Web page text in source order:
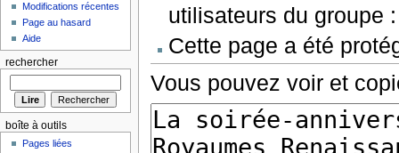
utilisateurs du groupe
Cette page a été
Vous pouvez voir et
Modifications récentes
Page au hasard
Aide
rechercher
boîte à outils
Pages liées